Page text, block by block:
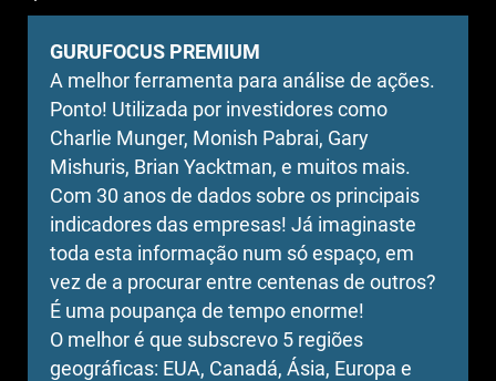
GURUFOCUS PREMIUM
A melhor ferramenta para análise de ações.
Ponto! Utilizada por investidores como
Charlie Munger, Monish Pabrai, Gary
Mishuris, Brian Yacktman, e muitos mais.
Com 30 anos de dados sobre os principais
indicadores das empresas! Já imaginaste
toda esta informação num só espaço, em
vez de a procurar entre centenas de outros?
É uma poupança de tempo enorme!
O melhor é que subscrevo 5 regiões
geográficas: EUA, Canadá, Ásia, Europa e